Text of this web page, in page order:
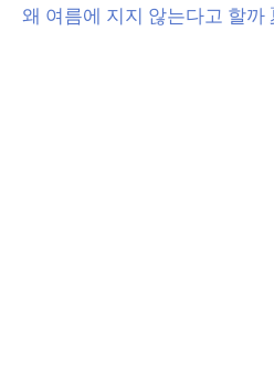
왜 여름에 지지 않는다고 할까